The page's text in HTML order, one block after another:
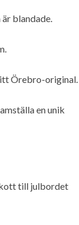
blandade.
Örebro-original.
en unik
till julbordet